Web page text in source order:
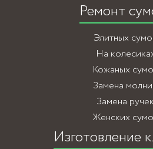
Ремонт
Элитных
На
Кожаных
Замена
Замена ручек
Женских
Изготовление